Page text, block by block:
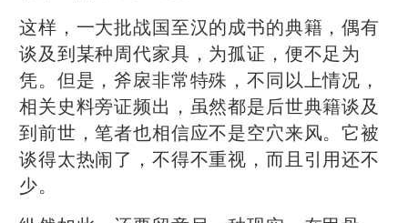
这样，一大批战国至汉的成书的典籍，偶有
谈及到某种周代家具，为孤证，便不足为
凭。但是，斧扆非常特殊，不同以上情况，
相关史料旁证频出，虽然都是后世典籍谈及
到前世，笔者也相信应不是空穴来风。它被
谈得太热闹了，不得不重视，而且引用还不
少。